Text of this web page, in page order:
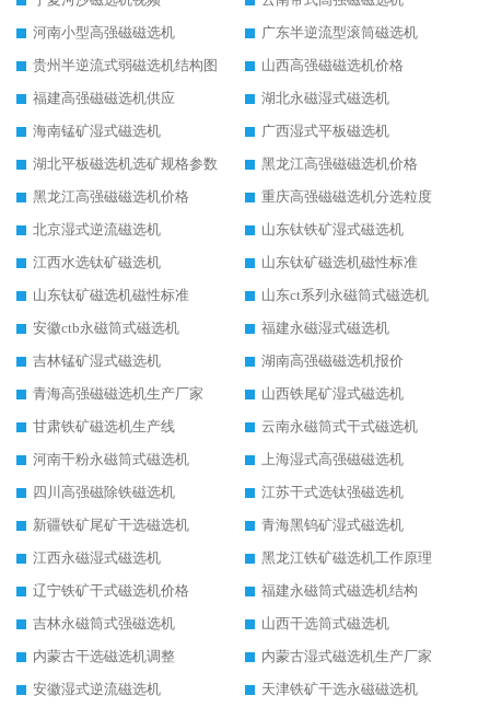
河南小型高强磁磁选机
广东半逆流型滚筒磁选机
贵州半逆流式弱磁选机结构图
山西高强磁磁选机价格
福建高强磁磁选机供应
湖北永磁湿式磁选机
海南锰矿湿式磁选机
广西湿式平板磁选机
湖北平板磁选机选矿规格参数
黑龙江高强磁磁选机价格
黑龙江高强磁磁选机价格
重庆高强磁磁选机分选粒度
北京湿式逆流磁选机
山东钛铁矿湿式磁选机
江西水选钛矿磁选机
山东钛矿磁选机磁性标准
山东钛矿磁选机磁性标准
山东ct系列永磁筒式磁选机
安徽ctb永磁筒式磁选机
福建永磁湿式磁选机
吉林锰矿湿式磁选机
湖南高强磁磁选机报价
青海高强磁磁选机生产厂家
山西铁尾矿湿式磁选机
甘肃铁矿磁选机生产线
云南永磁筒式干式磁选机
河南干粉永磁筒式磁选机
上海湿式高强磁磁选机
四川高强磁除铁磁选机
江苏干式选钛强磁选机
新疆铁矿尾矿干选磁选机
青海黑钨矿湿式磁选机
江西永磁湿式磁选机
黑龙江铁矿磁选机工作原理
辽宁铁矿干式磁选机价格
福建永磁筒式磁选机结构
吉林永磁筒式强磁选机
山西干选筒式磁选机
内蒙古干选磁选机调整
内蒙古湿式磁选机生产厂家
安徽湿式逆流磁选机
天津铁矿干选永磁磁选机